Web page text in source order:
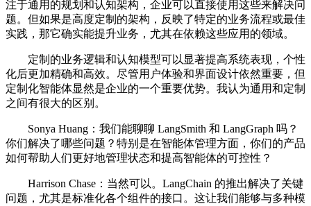
注于通用的规划和认知架构，企业可以直接使用这些来解决问
题。但如果是高度定制的架构，反映了特定的业务流程或最佳
实践，那它确实能提升业务，尤其在依赖这些应用的领域。
定制的业务逻辑和认知模型可以显著提高系统表现，个性
化后更加精确和高效。尽管用户体验和界面设计依然重要，但
定制化智能体显然是企业的一个重要优势。我认为通用和定制
之间有很大的区别。
Sonya Huang：我们能聊聊 LangSmith 和 LangGraph 吗？
你们解决了哪些问题？特别是在智能体管理方面，你们的产品
如何帮助人们更好地管理状态和提高智能体的可控性？
Harrison Chase：当然可以。LangChain 的推出解决了关键
问题，尤其是标准化各个组件的接口。这让我们能够与多种模